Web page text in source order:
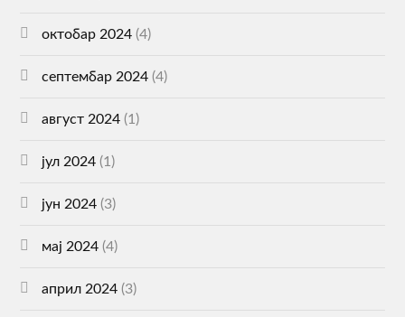
октобар 2024 (4)
септембар 2024 (4)
август 2024 (1)
јул 2024 (1)
јун 2024 (3)
мај 2024 (4)
април 2024 (3)